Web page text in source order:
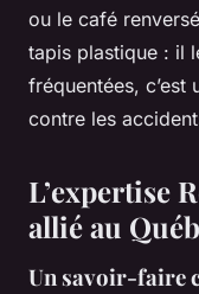
ou le café
tapis plastique : il
fréquentées, c’est
contre les
L’expertise
allié au
Un savoir-faire